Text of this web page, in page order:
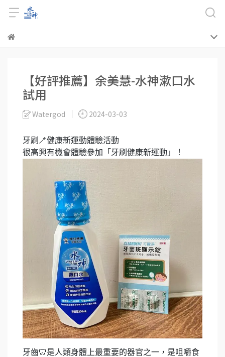
【好評推薦】余美慧-水神漱口水
試用
Watergod 2024-03-03
牙刷🪥健康新運動體驗活動
很高興有機會體驗參加「牙刷健康新運動」！
牙齒🦷是人類身體上最重要的器官之一，是咀嚼食